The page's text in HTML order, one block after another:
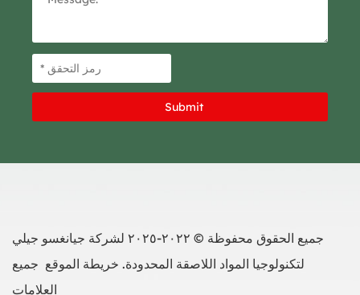
جميع الحقوق محفوظة © ٢٠٢٢-٢٠٢٥ لشركة جيانغسو جيلي
لتكنولوجيا المواد اللاصقة المحدودة. خريطة الموقع جميع
العلامات